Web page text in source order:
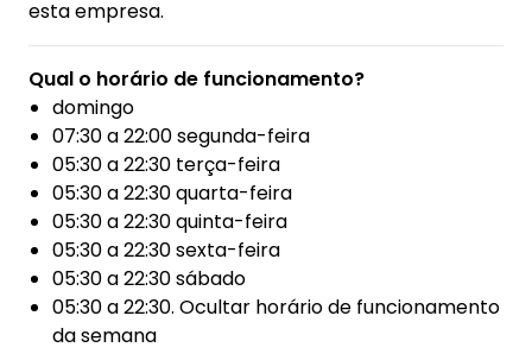
esta empresa.
Qual o horário de funcionamento?
domingo
07:30 a 22:00 segunda-feira
05:30 a 22:30 terça-feira
05:30 a 22:30 quarta-feira
05:30 a 22:30 quinta-feira
05:30 a 22:30 sexta-feira
05:30 a 22:30 sábado
05:30 a 22:30. Ocultar horário de funcionamento
da semana